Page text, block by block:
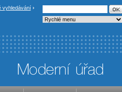
vyhledávání